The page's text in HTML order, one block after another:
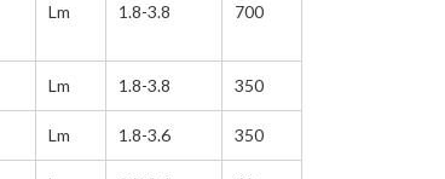
Lm 1.8-3.8 700
Lm 1.8-3.8 350
Lm 1.8-3.6 350